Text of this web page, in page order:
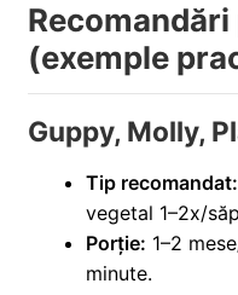
(exemple
Guppy, Molly,
Tip recomandat:
vegetal 1–2x/
Porție: 1–2
minute.